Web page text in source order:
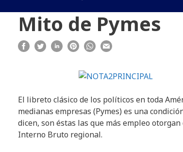
Mito de Pymes
El libreto clásico de los políticos en toda
medianas empresas (Pymes) es una
dicen, son éstas las que más empleo
Interno Bruto regional.